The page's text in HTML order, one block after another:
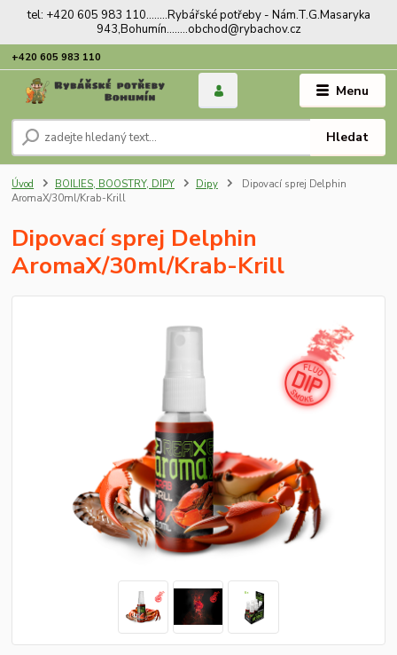
tel: +420 605 983 110........Rybářské potřeby - Nám.T.G.Masaryka
943,Bohumín........obchod@rybachov.cz
Menu
Hledat
+420 605 983 110
Úvod BOILIES, BOOSTRY, DIPY Dipy
Dipovací sprej Delphin
AromaX/30ml/Krab-Krill
Dipovací sprej Delphin
AromaX/30ml/Krab-Krill